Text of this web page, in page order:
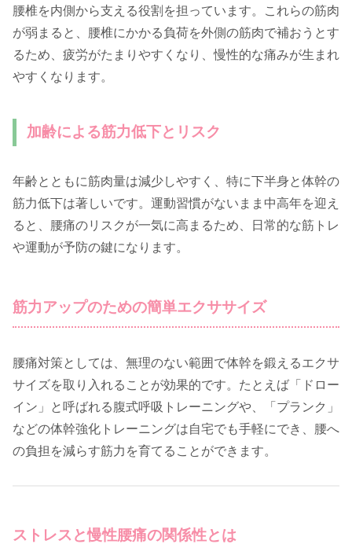
腰椎を内側から支える役割を担っています。これらの筋肉
が弱まると、腰椎にかかる負荷を外側の筋肉で補おうとす
るため、疲労がたまりやすくなり、慢性的な痛みが生まれ
やすくなります。
加齢による筋力低下とリスク
年齢とともに筋肉量は減少しやすく、特に下半身と体幹の
筋力低下は著しいです。運動習慣がないまま中高年を迎え
ると、腰痛のリスクが一気に高まるため、日常的な筋トレ
や運動が予防の鍵になります。
筋力アップのための簡単エクササイズ
腰痛対策としては、無理のない範囲で体幹を鍛えるエクサ
サイズを取り入れることが効果的です。たとえば「ドロー
イン」と呼ばれる腹式呼吸トレーニングや、「プランク」
などの体幹強化トレーニングは自宅でも手軽にでき、腰へ
の負担を減らす筋力を育てることができます。
ストレスと慢性腰痛の関係性とは